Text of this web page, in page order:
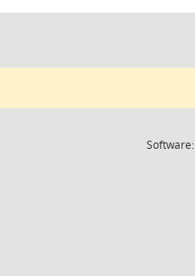
Software: